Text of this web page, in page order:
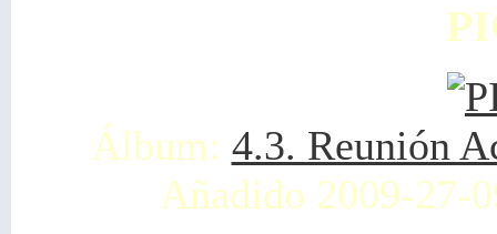
Álbum: 4.3. Reunión
Añadido 2009-27-